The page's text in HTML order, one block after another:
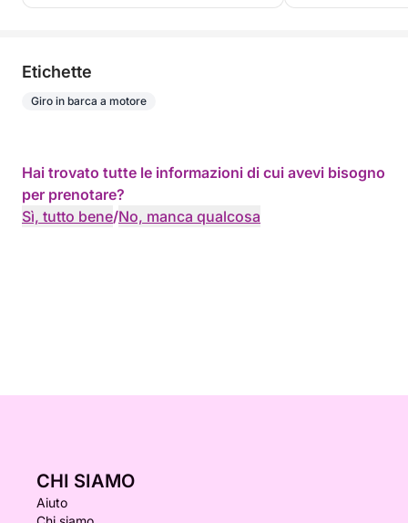
Etichette
Giro in barca a motore
Hai trovato tutte le informazioni di cui avevi bisogno
per prenotare?
Sì, tutto bene/No, manca qualcosa
CHI SIAMO
Aiuto